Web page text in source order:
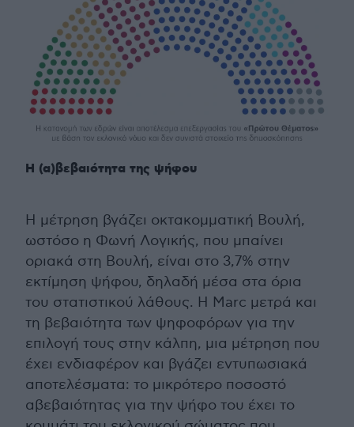
Η (α)βεβαιότητα της ψήφου
Η μέτρηση βγάζει οκτακομματική Βουλή,
ωστόσο η Φωνή Λογικής, που μπαίνει
οριακά στη Βουλή, είναι στο 3,7% στην
εκτίμηση ψήφου, δηλαδή μέσα στα όρια
του στατιστικού λάθους. Η Marc μετρά και
τη βεβαιότητα των ψηφοφόρων για την
επιλογή τους στην κάλπη, μια μέτρηση που
έχει ενδιαφέρον και βγάζει εντυπωσιακά
αποτελέσματα: το μικρότερο ποσοστό
αβεβαιότητας για την ψήφο του έχει το